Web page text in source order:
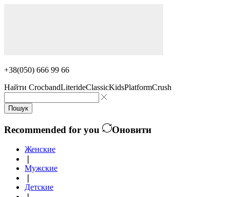
+38(050) 666 99 66
Найти CrocbandLiterideClassicKidsPlatformCrush
Пошук
Recommended for you Оновити
Женские
Мужские
Детские